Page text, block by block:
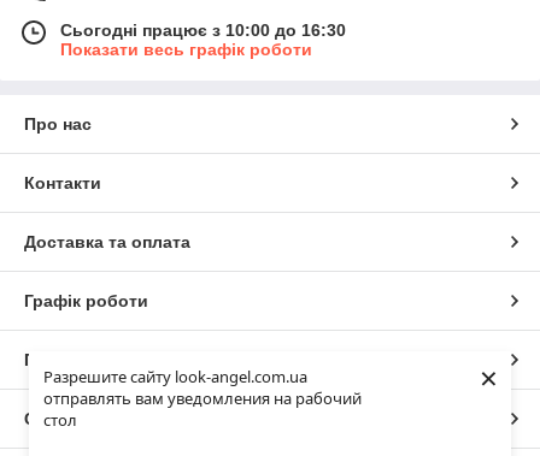
Разрешите сайту look-angel.com.ua
отправлять вам уведомления на рабочий
стол
×
Сьогодні працює з 10:00 до 16:30
Показати весь графік роботи
Про нас
Контакти
Доставка та оплата
Графік роботи
Повна версія сайту
Сайт створено на маркетплейсі